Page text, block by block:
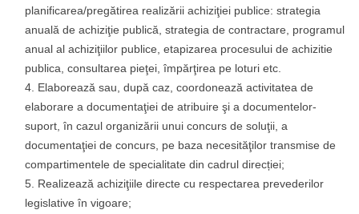
planificarea/pregătirea realizării achiziţiei publice: strategia
anuală de achiziţie publică, strategia de contractare, programul
anual al achiziţiilor publice, etapizarea procesului de achizitie
publica, consultarea pieţei, împărţirea pe loturi etc.
Elaborează sau, după caz, coordonează activitatea de
elaborare a documentaţiei de atribuire şi a documentelor-
suport, în cazul organizării unui concurs de soluţii, a
documentaţiei de concurs, pe baza necesităţilor transmise de
compartimentele de specialitate din cadrul direcției;
Realizează achiziţiile directe cu respectarea prevederilor
legislative în vigoare;